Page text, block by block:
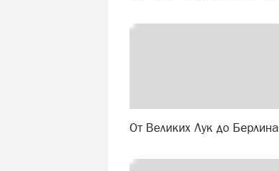
От Великих Лук до Берлина